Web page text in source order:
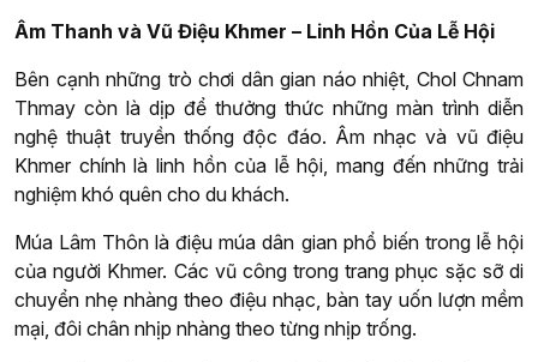
Âm Thanh và Vũ Điệu Khmer – Linh Hồn Của Lễ Hội
Bên cạnh những trò chơi dân gian náo nhiệt, Chol Chnam
Thmay còn là dịp để thưởng thức những màn trình diễn
nghệ thuật truyền thống độc đáo. Âm nhạc và vũ điệu
Khmer chính là linh hồn của lễ hội, mang đến những trải
nghiệm khó quên cho du khách.
Múa Lâm Thôn là điệu múa dân gian phổ biến trong lễ hội
của người Khmer. Các vũ công trong trang phục sặc sỡ di
chuyển nhẹ nhàng theo điệu nhạc, bàn tay uốn lượn mềm
mại, đôi chân nhịp nhàng theo từng nhịp trống.